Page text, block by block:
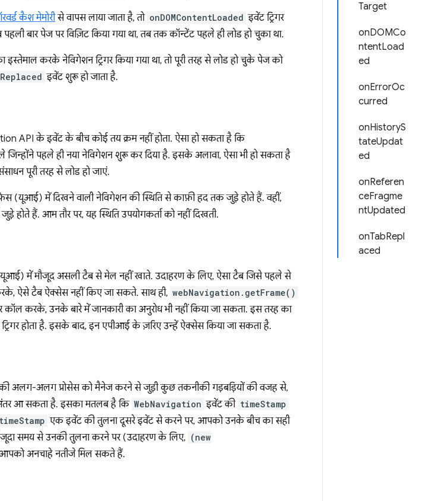
Target
onDOMCo
ntentLoad
ed
onErrorOc
curred
onHistoryS
tateUpdat
ed
onReferen
ceFragme
ntUpdated
onTabRepl
aced
कैश मेमोरीसे वापस लाया जाता है, तो onDOMContentLoaded इवेंट ट्रिगर
पहली बार पेज पर विज़िट किया गया था, तब तक कॉन्टेंट पहले ही लोड हो चुका था.
इस्तेमाल करके नेविगेशन ट्रिगर किया गया था, तो पूरी तरह से लोड हो चुके पेज को
इवेंट शुरू हो जाता है.
API के इवेंट के बीच कोई तय क्रम नहीं होता. ऐसा हो सकता है कि
पहले ही नया नेविगेशन शुरू कर दिया है. इसके अलावा, ऐसा भी हो सकता है
पूरी तरह से लोड हो जाएं.
(यूआई) में दिखने वाली नेविगेशन की स्थिति से काफ़ी हद तक जुड़े होते हैं. वहीं,
होते हैं. आम तौर पर, यह स्थिति उपयोगकर्ता को नहीं दिखती.
में मौजूद असली टैब से मेल नहीं खाते. उदाहरण के लिए, ऐसा टैब जिसे पहले से
ऐसे टैब ऐक्सेस नहीं किए जा सकते. साथ ही, webNavigation.getFrame()
कॉल करके, उनके बारे में जानकारी का अनुरोध भी नहीं किया जा सकता. इस तरह का
होता है. इसके बाद, इन एपीआई के ज़रिए उन्हें ऐक्सेस किया जा सकता है.
अलग-अलग प्रोसेस को मैनेज करने से जुड़ी कुछ तकनीकी गड़बड़ियों की वजह से,
आ सकता है. इसका मतलब है कि WebNavigation इवेंट की timeStamp
timeStamp एक इवेंट की तुलना दूसरे इवेंट से करने पर, आपको उनके बीच का सही
समय से उनकी तुलना करने पर (उदाहरण के लिए, (new
अनचाहे नतीजे मिल सकते हैं.